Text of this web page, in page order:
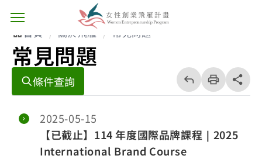
主選單按鈕
首頁 關於飛雁 常見問題
常見問題
條件查詢
回
上
一
頁
列
印
share分享
2025-05-15
【已截止】114 年度國際品牌課程｜2025
International Brand Course